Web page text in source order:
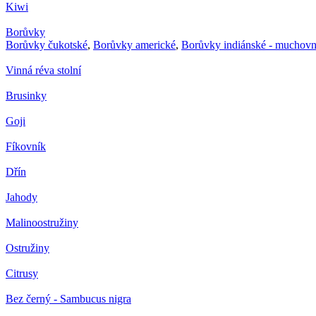
Kiwi
Borůvky
Borůvky čukotské, Borůvky americké, Borůvky indiánské -
Vinná réva stolní
Brusinky
Goji
Fíkovník
Dřín
Jahody
Malinoostružiny
Ostružiny
Citrusy
Bez černý - Sambucus nigra